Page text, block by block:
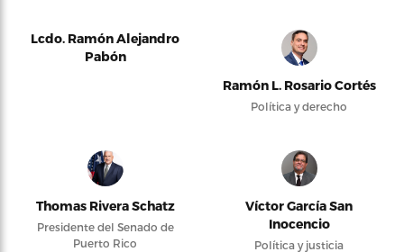
Lcdo. Ramón Alejandro
Pabón
Ramón L. Rosario Cortés
Política y derecho
Thomas Rivera Schatz
Presidente del Senado de
Puerto Rico
Víctor García San
Inocencio
Política y justicia